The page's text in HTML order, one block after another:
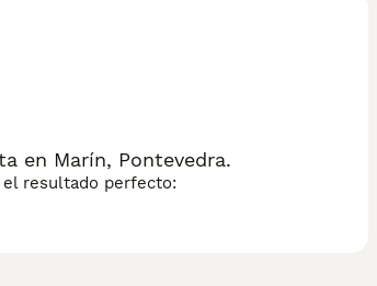
en Marín, Pontevedra.
el resultado perfecto: